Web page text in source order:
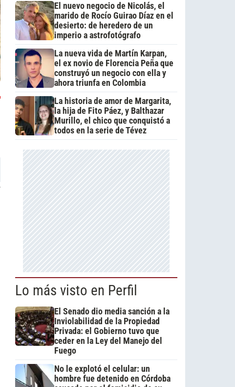
El nuevo negocio de Nicolás, el
marido de Rocío Guirao Díaz en el
desierto: de heredero de un
imperio a astrofotógrafo
La nueva vida de Martín Karpan,
el ex novio de Florencia Peña que
construyó un negocio con ella y
ahora triunfa en Colombia
La historia de amor de Margarita,
la hija de Fito Páez, y Balthazar
Murillo, el chico que conquistó a
todos en la serie de Tévez
Lo más visto en Perfil
El Senado dio media sanción a la
Inviolabilidad de la Propiedad
Privada: el Gobierno tuvo que
ceder en la Ley del Manejo del
Fuego
No le explotó el celular: un
hombre fue detenido en Córdoba